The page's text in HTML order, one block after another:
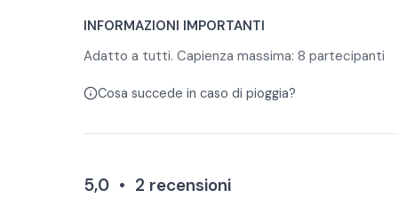
qualcosa di più ricercato, avrete la possibilità di
menù fornito da una rinomata azienda locale,
INFORMAZIONI IMPORTANTI
Adatto a tutti. Capienza massima: 8 partecipanti
Cosa succede in caso di pioggia?
5,0 • 2 recensioni